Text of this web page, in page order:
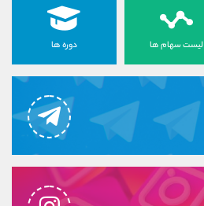
لیست سهام ها دوره ها